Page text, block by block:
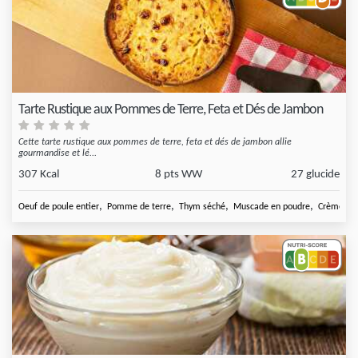
Tarte Rustique aux Pommes de Terre, Feta et Dés de Jambon
Cette tarte rustique aux pommes de terre, feta et dés de jambon allie
gourmandise et lé...
307 Kcal 8 pts WW 27 glucide
Oeuf de poule entier, Pomme de terre, Thym séché, Muscade en poudre, Crème